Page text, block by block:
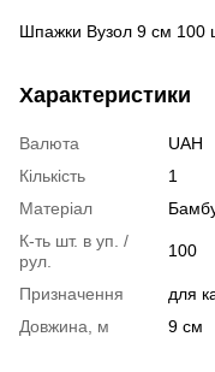
Шпажки Вузол 9 см 100
Характеристики
Валюта
UAH
Кількість
1
Матеріал
К-ть шт. в уп. /
рул.
100
Призначення
для
Довжина, м
9 см